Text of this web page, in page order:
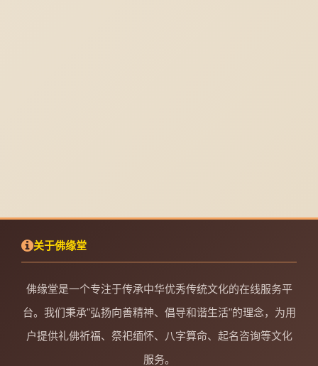
关于佛缘堂
佛缘堂是一个专注于传承中华优秀传统文化的在线服务平
台。我们秉承"弘扬向善精神、倡导和谐生活"的理念，为用
户提供礼佛祈福、祭祀缅怀、八字算命、起名咨询等文化
服务。